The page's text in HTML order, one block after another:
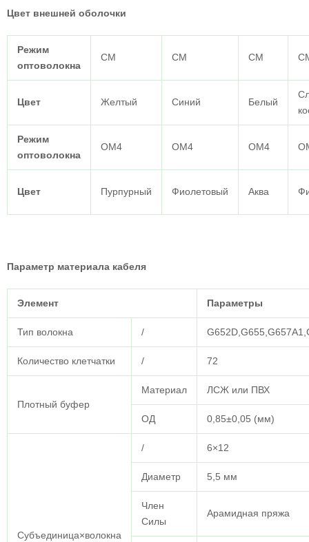
Цвет внешней оболочки
Режим
оптоволокна
СМ СМ СМ
Цвет Желтый Синий Белый
Режим
оптоволокна
ОМ4 ОМ4 ОМ4
Цвет Пурпурный Фиолетовый Аква
Параметр материала кабеля
Элемент Параметры
Тип волокна /
Количество клетчатки / 72
Плотный буфер
Материал ЛСЖ или ПВХ
ОД 0,85±0,05 (мм)
Субъединица×волокна
/ 6×12
Диаметр 5,5 мм
Член
Силы
Арамидная пряжа